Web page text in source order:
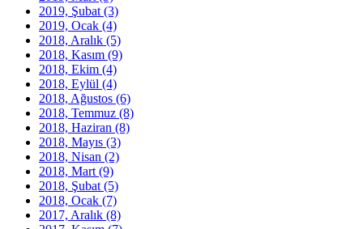
2019, Şubat (3)
2019, Ocak (4)
2018, Aralık (5)
2018, Kasım (9)
2018, Ekim (4)
2018, Eylül (4)
2018, Ağustos (6)
2018, Temmuz (8)
2018, Haziran (8)
2018, Mayıs (3)
2018, Nisan (2)
2018, Mart (9)
2018, Şubat (5)
2018, Ocak (7)
2017, Aralık (8)